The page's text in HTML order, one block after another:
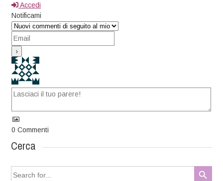
Accedi
Notificami
0 Commenti
Cerca
Search
for:
Search Button